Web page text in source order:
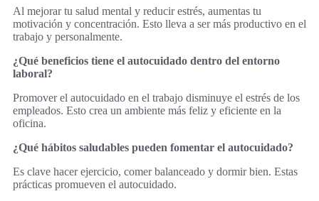
Al mejorar tu salud mental y reducir estrés, aumentas tu
motivación y concentración. Esto lleva a ser más productivo en el
trabajo y personalmente.
¿Qué beneficios tiene el autocuidado dentro del entorno
laboral?
Promover el autocuidado en el trabajo disminuye el estrés de los
empleados. Esto crea un ambiente más feliz y eficiente en la
oficina.
¿Qué hábitos saludables pueden fomentar el autocuidado?
Es clave hacer ejercicio, comer balanceado y dormir bien. Estas
prácticas promueven el autocuidado.